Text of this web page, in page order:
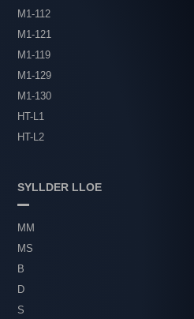
M1-112
M1-121
M1-119
M1-129
M1-130
HT-L1
HT-L2
SYLLDER LLOE
MM
MS
B
D
S